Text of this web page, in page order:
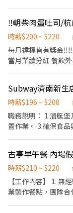
‼️朝柴肉蛋吐司/
時薪$200 ~ $220
每月達標皆有獎金‼️‼️‼️ 正式錄用後依能力加薪，國定假日雙
當月業績分紅 餐飲
Subway濟南新生
時薪$196 ~ $208
職務說明： 1.潛艇
置作業。 3.確保食
古亭早午餐 內場
時薪$210 ~ $220
【工作內容】 1. 無
業製作餐點，團隊